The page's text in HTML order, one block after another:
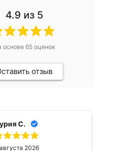
4.9 из 5
основе65оценок
отзыв